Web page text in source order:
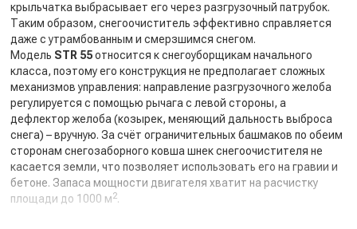
крыльчатка выбрасывает его через разгрузочный патрубок.
Таким образом, снегоочиститель эффективно справляется
даже с утрамбованным и смерзшимся снегом.
Модель STR 55относится к снегоуборщикам начального
класса, поэтому его конструкция не предполагает сложных
механизмов управления: направление разгрузочного желоба
регулируется с помощью рычага с левой стороны, а
дефлектор желоба (козырек, меняющий дальность выброса
снега) – вручную. За счёт ограничительных башмаков по обеим
сторонам снегозаборного ковша шнек снегоочистителя не
касается земли, что позволяет использовать его на гравии и
бетоне. Запаса мощности двигателя хватит на расчистку
площади до 1000 м2.